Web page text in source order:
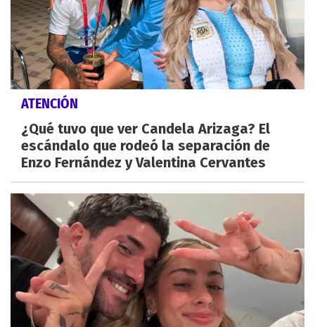
ATENCIÓN
¿Qué tuvo que ver Candela Arizaga? El
escándalo que rodeó la separación de
Enzo Fernández y Valentina Cervantes